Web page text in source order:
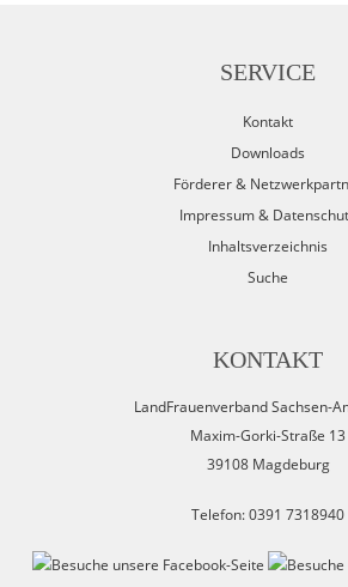
SERVICE
Kontakt
Downloads
Förderer &
Impressum &
Inhaltsverzeichnis
Suche
KONTAKT
LandFrauenverband Sachsen-
Maxim-Gorki-Straße 13
39108 Magdeburg
Telefon: 0391 7318940